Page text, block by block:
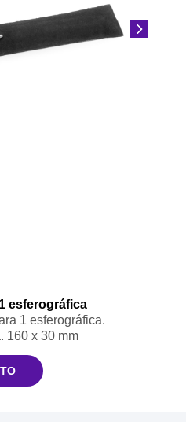
esferográfica
1 esferográfica.
160 x 30 mm